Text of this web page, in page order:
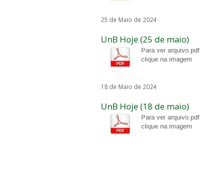
25 de Maio de 2024
UnB Hoje (25 de maio)
Para ver arquivo.pdf
clique na imagem
18 de Maio de 2024
UnB Hoje (18 de maio)
Para ver arquivo.pdf
clique na imagem